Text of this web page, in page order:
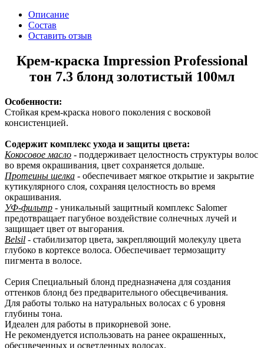
Описание
Состав
Оставить отзыв
Крем-краска Impression Professional
тон 7.3 блонд золотистый 100мл
Особенности:
Стойкая крем-краска нового поколения с восковой
консистенцией.
Содержит комплекс ухода и защиты цвета:
Кокосовое масло - поддерживает целостность структуры волос
во время окрашивания, цвет сохраняется дольше.
Протеины шелка - обеспечивает мягкое открытие и закрытие
кутикулярного слоя, сохраняя целостность во время
окрашивания.
УФ-фильтр - уникальный защитный комплекс Salomer
предотвращает пагубное воздействие солнечных лучей и
защищает цвет от выгорания.
Belsil - стабилизатор цвета, закрепляющий молекулу цвета
глубоко в кортексе волоса. Обеспечивает термозащиту
пигмента в волосе.
Серия Специальный блонд предназначена для создания
оттенков блонд без предварительного обесцвечивания.
Для работы только на натуральных волосах с 6 уровня
глубины тона.
Идеален для работы в прикорневой зоне.
Не рекомендуется использовать на ранее окрашенных,
обесцвеченных и осветленных волосах.